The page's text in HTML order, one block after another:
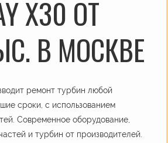
X30 ОТ
В МОСКВЕ
ремонт турбин любой
сроки, с использованием
Современное оборудование,
и турбин от производителей.